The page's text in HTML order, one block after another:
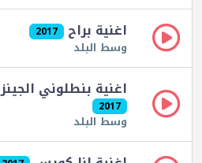
اغنية براح 2017
وسط البلد
اغنية بنطلوني الجينز
2017
وسط البلد